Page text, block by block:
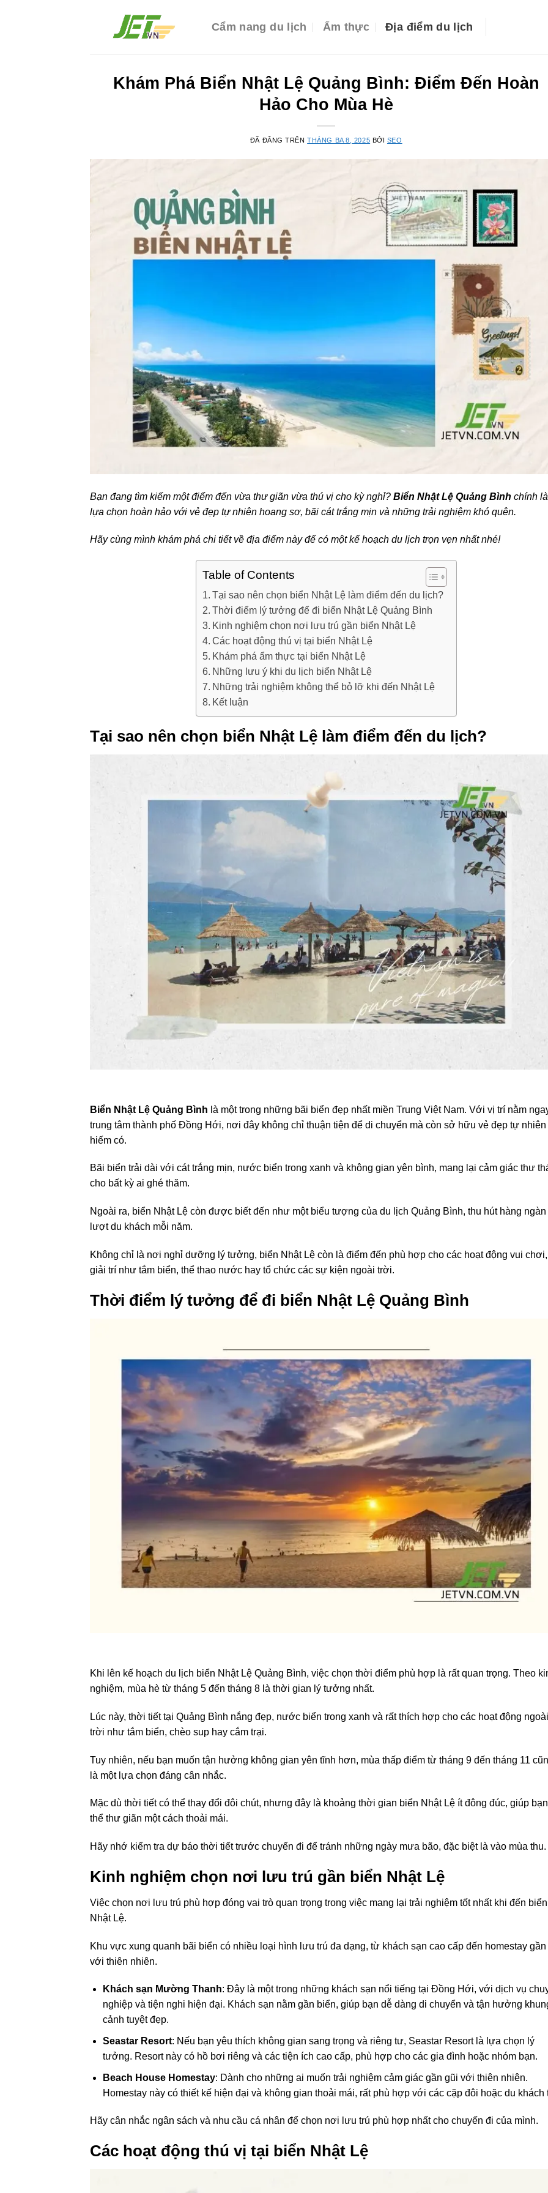
Cẩm nang du lịch Ẩm thực Địa điểm du lịch
Khám Phá Biển Nhật Lệ Quảng Bình: Điểm Đến Hoàn
Hảo Cho Mùa Hè
ĐÃ ĐĂNG TRÊNTHÁNG BA 8, 2025 BỞI SEO
Bạn đang tìm kiếm một điểm đến vừa thư giãn vừa thú vị cho kỳ nghỉ? Biển Nhật Lệ Quảng Bình chính là
lựa chọn hoàn hảo với vẻ đẹp tự nhiên hoang sơ, bãi cát trắng mịn và những trải nghiệm khó quên.
Hãy cùng mình khám phá chi tiết về địa điểm này để có một kế hoạch du lịch trọn vẹn nhất nhé!
Table of Contents
Tại sao nên chọn biển Nhật Lệ làm điểm đến du lịch?
Thời điểm lý tưởng để đi biển Nhật Lệ Quảng Bình
Kinh nghiệm chọn nơi lưu trú gần biển Nhật Lệ
Các hoạt động thú vị tại biển Nhật Lệ
Khám phá ẩm thực tại biển Nhật Lệ
Những lưu ý khi du lịch biển Nhật Lệ
Những trải nghiệm không thể bỏ lỡ khi đến Nhật Lệ
Kết luận
Tại sao nên chọn biển Nhật Lệ làm điểm đến du lịch?
Biển Nhật Lệ Quảng Bình là một trong những bãi biển đẹp nhất miền Trung Việt Nam. Với vị trí nằm
trung tâm thành phố Đồng Hới, nơi đây không chỉ thuận tiện để di chuyển mà còn sở hữu vẻ đẹp tự nhiên
hiếm có.
Bãi biển trải dài với cát trắng mịn, nước biển trong xanh và không gian yên bình, mang lại cảm giác thư
cho bất kỳ ai ghé thăm.
Ngoài ra, biển Nhật Lệ còn được biết đến như một biểu tượng của du lịch Quảng Bình, thu hút hàng ngàn
lượt du khách mỗi năm.
Không chỉ là nơi nghỉ dưỡng lý tưởng, biển Nhật Lệ còn là điểm đến phù hợp cho các hoạt động vui chơi,
giải trí như tắm biển, thể thao nước hay tổ chức các sự kiện ngoài trời.
Thời điểm lý tưởng để đi biển Nhật Lệ Quảng Bình
Khi lên kế hoạch du lịch biển Nhật Lệ Quảng Bình, việc chọn thời điểm phù hợp là rất quan trọng. Theo
nghiệm, mùa hè từ tháng 5 đến tháng 8 là thời gian lý tưởng nhất.
Lúc này, thời tiết tại Quảng Bình nắng đẹp, nước biển trong xanh và rất thích hợp cho các hoạt động ngoài
trời như tắm biển, chèo sup hay cắm trại.
Tuy nhiên, nếu bạn muốn tận hưởng không gian yên tĩnh hơn, mùa thấp điểm từ tháng 9 đến tháng 11
là một lựa chọn đáng cân nhắc.
Mặc dù thời tiết có thể thay đổi đôi chút, nhưng đây là khoảng thời gian biển Nhật Lệ ít đông đúc, giúp
thể thư giãn một cách thoải mái.
Hãy nhớ kiểm tra dự báo thời tiết trước chuyến đi để tránh những ngày mưa bão, đặc biệt là vào mùa thu.
Kinh nghiệm chọn nơi lưu trú gần biển Nhật Lệ
Việc chọn nơi lưu trú phù hợp đóng vai trò quan trọng trong việc mang lại trải nghiệm tốt nhất khi đến biển
Nhật Lệ.
Khu vực xung quanh bãi biển có nhiều loại hình lưu trú đa dạng, từ khách sạn cao cấp đến homestay
với thiên nhiên.
Khách sạn Mường Thanh: Đây là một trong những khách sạn nổi tiếng tại Đồng Hới, với dịch vụ
nghiệp và tiện nghi hiện đại. Khách sạn nằm gần biển, giúp bạn dễ dàng di chuyển và tận hưởng
cảnh tuyệt đẹp.
Seastar Resort: Nếu bạn yêu thích không gian sang trọng và riêng tư, Seastar Resort là lựa chọn lý
tưởng. Resort này có hồ bơi riêng và các tiện ích cao cấp, phù hợp cho các gia đình hoặc nhóm bạn.
Beach House Homestay: Dành cho những ai muốn trải nghiệm cảm giác gần gũi với thiên nhiên.
Homestay này có thiết kế hiện đại và không gian thoải mái, rất phù hợp với các cặp đôi hoặc du khách
Hãy cân nhắc ngân sách và nhu cầu cá nhân để chọn nơi lưu trú phù hợp nhất cho chuyến đi của mình.
Các hoạt động thú vị tại biển Nhật Lệ